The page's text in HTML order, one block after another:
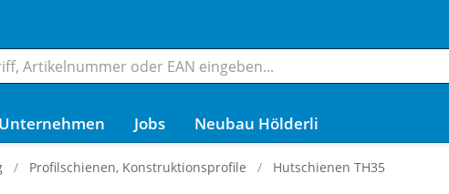
Unternehmen Jobs Neubau Hölderli
Profilschienen, Konstruktionsprofile Hutschienen TH35